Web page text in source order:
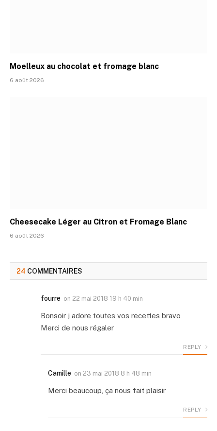
Moelleux au chocolat et fromage blanc
6 août 2026
Cheesecake Léger au Citron et Fromage Blanc
6 août 2026
24 COMMENTAIRES
fourre on 22 mai 2018 19 h 40 min
Bonsoir j adore toutes vos recettes bravo
Merci de nous régaler
REPLY
Camille on 23 mai 2018 8 h 48 min
Merci beaucoup, ça nous fait plaisir
REPLY